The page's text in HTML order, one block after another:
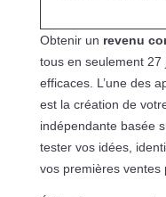
Obtenir un revenu
tous en seulement
efficaces. L’une des
est la création de
indépendante basée
tester vos idées,
vos premières ventes